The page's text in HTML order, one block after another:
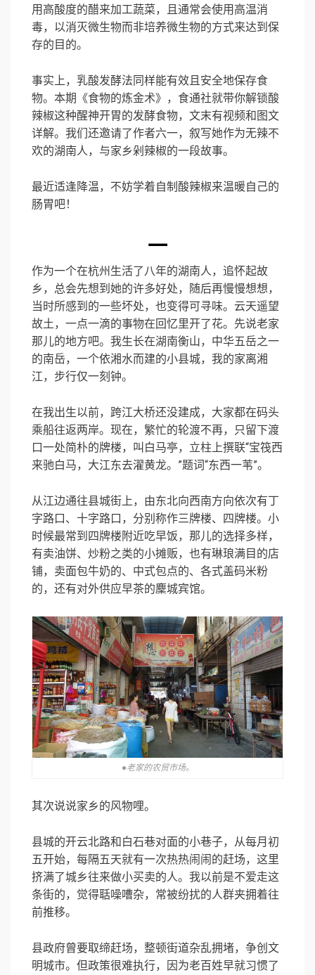
用高酸度的醋来加工蔬菜，且通常会使用高温消
毒，以消灭微生物而非培养微生物的方式来达到保
存的目的。
事实上，乳酸发酵法同样能有效且安全地保存食
物。本期《食物的炼金术》，食通社就带你解锁酸
辣椒这种醒神开胃的发酵食物，文末有视频和图文
详解。我们还邀请了作者六一，叙写她作为无辣不
欢的湖南人，与家乡剁辣椒的一段故事。
最近适逢降温，不妨学着自制酸辣椒来温暖自己的
肠胃吧！
一
作为一个在杭州生活了八年的湖南人，追怀起故
乡，总会先想到她的许多好处，随后再慢慢想想，
当时所感到的一些坏处，也变得可寻味。云天遥望
故土，一点一滴的事物在回忆里开了花。先说老家
那儿的地方吧。我生长在湖南衡山，中华五岳之一
的南岳，一个依湘水而建的小县城，我的家离湘
江，步行仅一刻钟。
在我出生以前，跨江大桥还没建成，大家都在码头
乘船往返两岸。现在，繁忙的轮渡不再，只留下渡
口一处简朴的牌楼，叫白马亭，立柱上撰联“宝筏西
来驰白马，大江东去濯黄龙。”题词“东西一苇”。
从江边通往县城街上，由东北向西南方向依次有丁
字路口、十字路口，分别称作三牌楼、四牌楼。小
时候最常到四牌楼附近吃早饭，那儿的选择多样，
有卖油饼、炒粉之类的小摊贩，也有琳琅满目的店
铺，卖面包牛奶的、中式包点的、各式盖码米粉
的，还有对外供应早茶的麇城宾馆。
●老家的农贸市场。
其次说说家乡的风物哩。
县城的开云北路和白石巷对面的小巷子，从每月初
五开始，每隔五天就有一次热热闹闹的赶场，这里
挤满了城乡往来做小买卖的人。我以前是不爱走这
条街的，觉得聒噪嘈杂，常被纷扰的人群夹拥着往
前推移。
县政府曾要取缔赶场，整顿街道杂乱拥堵，争创文
明城市。但政策很难执行，因为老百姓早就习惯了